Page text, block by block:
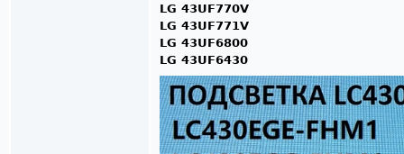
LG 43UF770V
LG 43UF771V
LG 43UF6800
LG 43UF6430